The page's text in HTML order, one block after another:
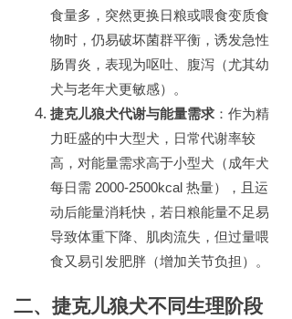
食量多，突然更换日粮或喂食变质食
物时，仍易破坏菌群平衡，诱发急性
肠胃炎，表现为呕吐、腹泻（尤其幼
犬与老年犬更敏感）。
捷克儿狼犬代谢与能量需求 ：作为精
力旺盛的中大型犬，日常代谢率较
高，对能量需求高于小型犬（成年犬
每日需 2000-2500kcal 热量），且运
动后能量消耗快，若日粮能量不足易
导致体重下降、肌肉流失，但过量喂
食又易引发肥胖（增加关节负担）。
二、 捷克儿狼犬不同生理阶段